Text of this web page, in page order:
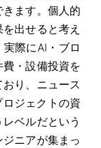
ます。個人的
出せると考え
際にAI・ブロ
・設備投資を
り、ニュース
ジェクトの資
ベルだという
ニアが集まっ